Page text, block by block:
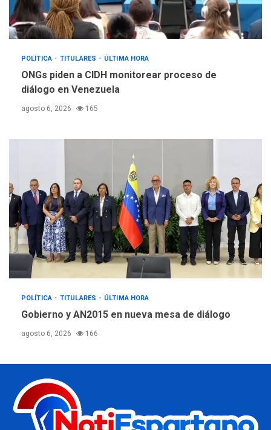
POLÍTICA TITULARES ÚLTIMA HORA
ONGs piden a CIDH monitorear proceso de
diálogo en Venezuela
agosto 6, 2026 165
POLÍTICA TITULARES ÚLTIMA HORA
Gobierno y AN2015 en nueva mesa de diálogo
agosto 6, 2026 166